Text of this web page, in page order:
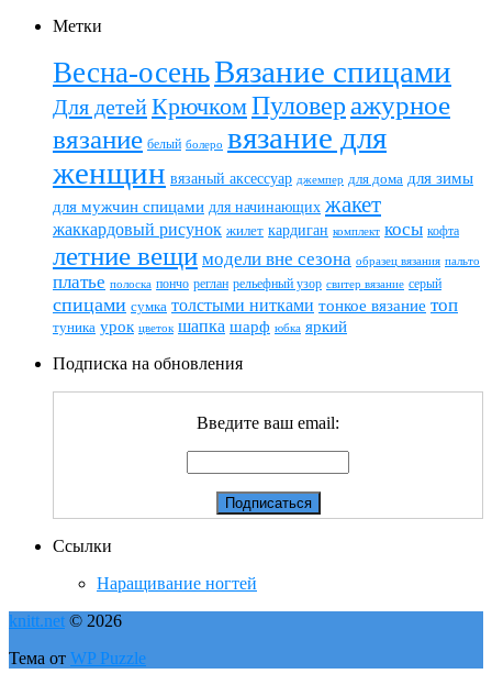
Метки
Весна-осеньВязание спицами
Для детейКрючкомПуловер ажурное
вязание белый болеро вязание для
женщин вязаный аксессуар джемпер для дома для зимы
для мужчин спицами для начинающих жакет
жаккардовый рисунок жилет кардиган комплект косы кофта
летние вещи модели вне сезона образец вязания пальто
платье полоска пончо реглан рельефный узор свитер вязание серый
спицами сумка толстыми нитками тонкое вязание топ
туника урок цветок шапка шарф юбка яркий
Подписка на обновления
Введите ваш email:
Ссылки
Наращивание ногтей
knitt.net © 2026
Тема от WP Puzzle